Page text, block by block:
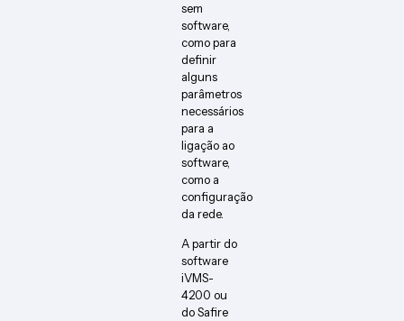
sem
software,
como para
definir
alguns
parâmetros
necessários
para a
ligação ao
software,
como a
configuração
da rede.
A partir do
software
iVMS-
4200 ou
do Safire